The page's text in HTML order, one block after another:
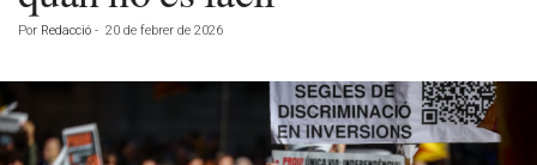
Por Redacció - 20 de febrer de 2026